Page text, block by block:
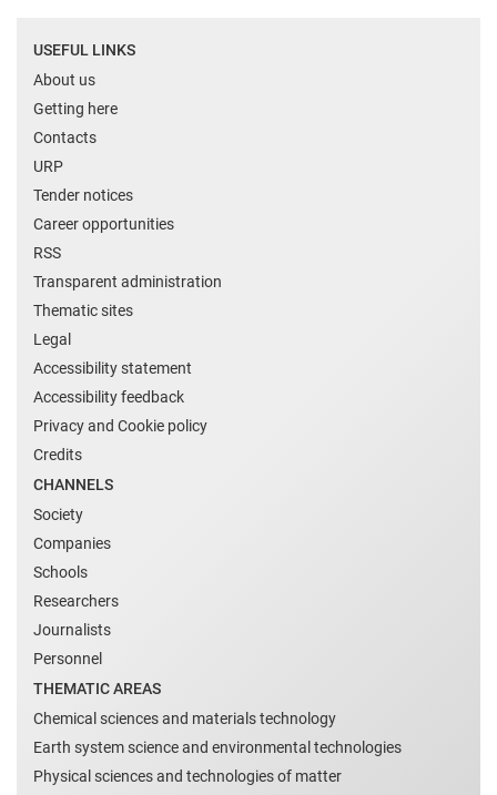
USEFUL LINKS
About us
Getting here
Contacts
URP
Tender notices
Career opportunities
RSS
Transparent administration
Thematic sites
Legal
Accessibility statement
Accessibility feedback
Privacy and Cookie policy
Credits
CHANNELS
Society
Companies
Schools
Researchers
Journalists
Personnel
THEMATIC AREAS
Chemical sciences and materials technology
Earth system science and environmental technologies
Physical sciences and technologies of matter